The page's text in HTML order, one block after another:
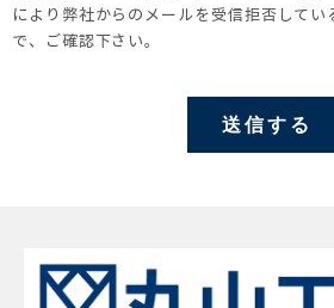
により弊社からのメールを受信拒否してい
で、ご確認下さい。